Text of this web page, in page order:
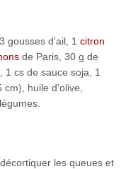
gousses d’ail, 1 citron
de Paris, 30 g de
1 cs de sauce soja, 1
huile d’olive,
les queues et